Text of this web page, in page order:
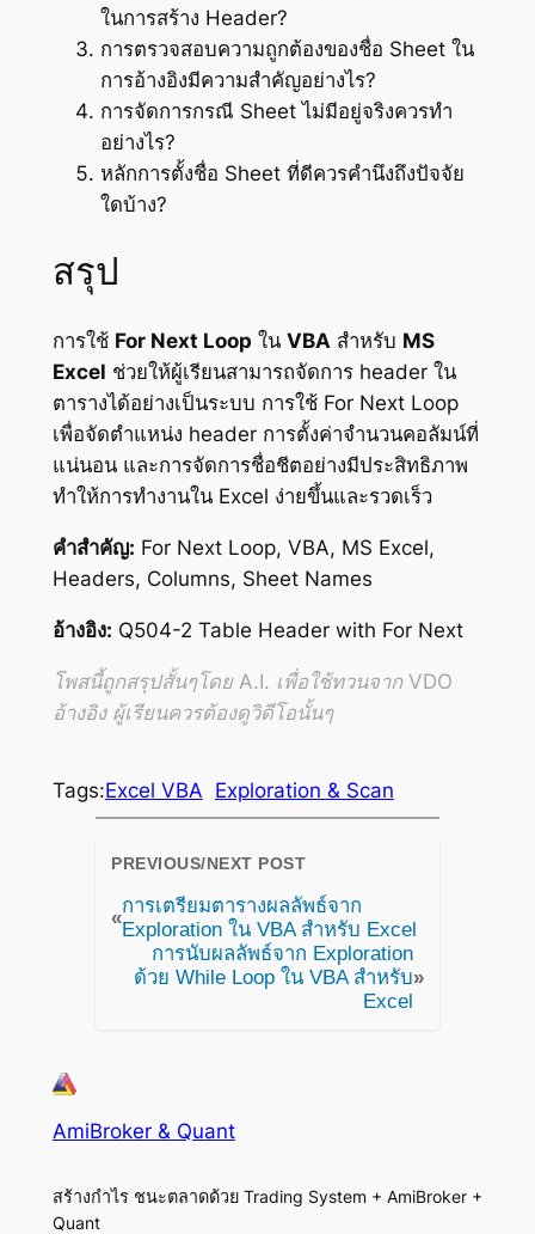
ในการสร้าง Header?
การตรวจสอบความถูกต้องของชื่อ Sheet ใน
การอ้างอิงมีความสำคัญอย่างไร?
การจัดการกรณี Sheet ไม่มีอยู่จริงควรทำ
อย่างไร?
หลักการตั้งชื่อ Sheet ที่ดีควรคำนึงถึงปัจจัย
ใดบ้าง?
สรุป
การใช้ For Next Loop ใน VBAสำหรับ MS
Excel ช่วยให้ผู้เรียนสามารถจัดการ header ใน
ตารางได้อย่างเป็นระบบ การใช้ For Next Loop
เพื่อจัดตำแหน่ง header การตั้งค่าจำนวนคอลัมน์ที่
แน่นอน และการจัดการชื่อชีตอย่างมีประสิทธิภาพ
ทำให้การทำงานใน Excel ง่ายขึ้นและรวดเร็ว
คำสำคัญ: For Next Loop, VBA, MS Excel,
Headers, Columns, Sheet Names
อ้างอิง: Q504-2 Table Header with For Next
โพสนี้ถูกสรุปสั้นๆโดย A.I. เพื่อใช้ทวนจาก VDO
อ้างอิง ผู้เรียนควรต้องดูวิดีโอนั้นๆ
Tags:Excel VBA Exploration & Scan
PREVIOUS/NEXT POST
«
การเตรียมตารางผลลัพธ์จาก
Exploration ใน VBA สำหรับ Excel
การนับผลลัพธ์จาก Exploration
ด้วย While Loop ใน VBA สำหรับ
Excel
»
AmiBroker & Quant
สร้างกำไร ชนะตลาดด้วย Trading System + AmiBroker +
Quant